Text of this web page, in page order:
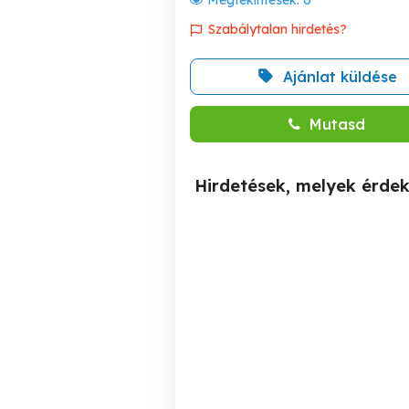
Szabálytalan hirdetés?
Ajánlat küldése
Mutasd
Hirdetések, melyek